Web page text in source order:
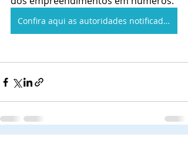
Confira aqui as autoridades notificadas no seu estado